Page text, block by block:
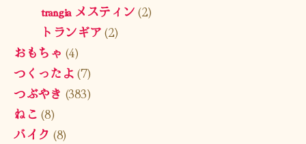
trangia メスティン(2)
トランギア(2)
おもちゃ (4)
つくったよ(7)
つぶやき (383)
ねこ (8)
バイク (8)